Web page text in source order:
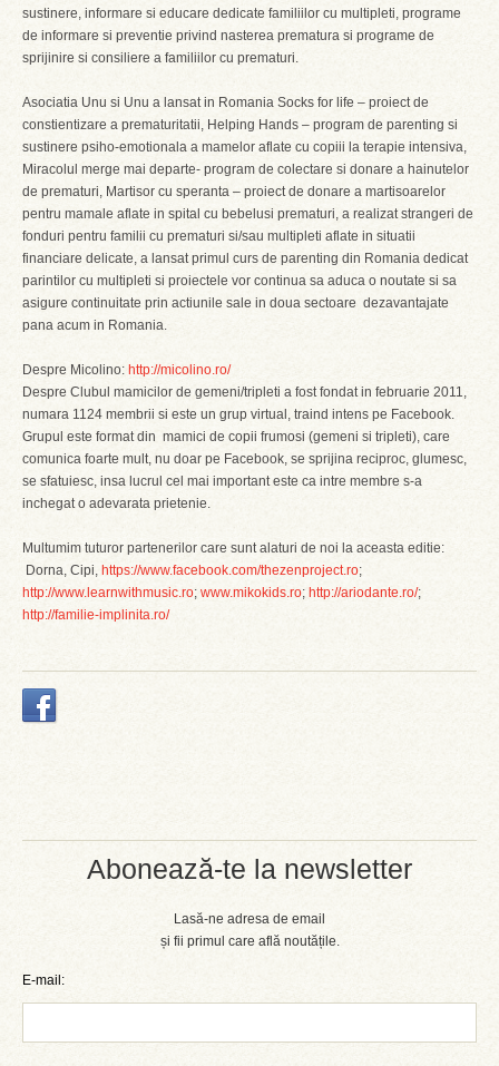
Abonează-te la newsletter
Lasă-ne adresa de email
și fii primul care află noutățile.
E-mail:
sustinere, informare si educare dedicate familiilor cu multipleti, programe
de informare si preventie privind nasterea prematura si programe de
sprijinire si consiliere a familiilor cu prematuri.
Asociatia Unu si Unu a lansat in Romania Socks for life – proiect de
constientizare a prematuritatii, Helping Hands – program de parenting si
sustinere psiho-emotionala a mamelor aflate cu copiii la terapie intensiva,
Miracolul merge mai departe- program de colectare si donare a hainutelor
de prematuri, Martisor cu speranta – proiect de donare a martisoarelor
pentru mamale aflate in spital cu bebelusi prematuri, a realizat strangeri de
fonduri pentru familii cu prematuri si/sau multipleti aflate in situatii
financiare delicate, a lansat primul curs de parenting din Romania dedicat
parintilor cu multipleti si proiectele vor continua sa aduca o noutate si sa
asigure continuitate prin actiunile sale in doua sectoare dezavantajate
pana acum in Romania.
Despre Micolino: http://micolino.ro/
Despre Clubul mamicilor de gemeni/tripleti a fost fondat in februarie 2011,
numara 1124 membrii si este un grup virtual, traind intens pe Facebook.
Grupul este format din mamici de copii frumosi (gemeni si tripleti), care
comunica foarte mult, nu doar pe Facebook, se sprijina reciproc, glumesc,
se sfatuiesc, insa lucrul cel mai important este ca intre membre s-a
inchegat o adevarata prietenie.
Multumim tuturor partenerilor care sunt alaturi de noi la aceasta editie:
Dorna, Cipi, https://www.facebook.com/thezenproject.ro;
http://www.learnwithmusic.ro; www.mikokids.ro; http://ariodante.ro/;
http://familie-implinita.ro/